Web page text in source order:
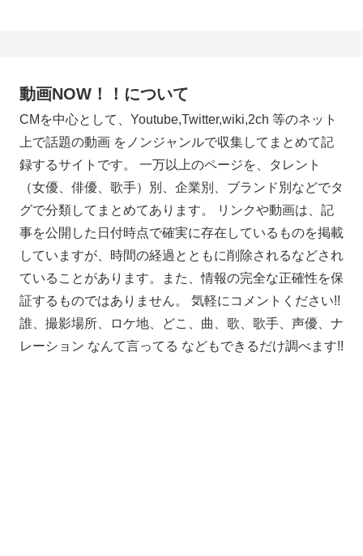
動画NOW！！について
CMを中心として、Youtube,Twitter,wiki,2ch 等のネット
上で話題の動画 をノンジャンルで収集してまとめて記
録するサイトです。 一万以上のページを、タレント
（女優、俳優、歌手）別、企業別、ブランド別などでタ
グで分類してまとめてあります。 リンクや動画は、記
事を公開した日付時点で確実に存在しているものを掲載
していますが、時間の経過とともに削除されるなどされ
ていることがあります。また、情報の完全な正確性を保
証するものではありません。 気軽にコメントください!!
誰、撮影場所、ロケ地、どこ、曲、歌、歌手、声優、ナ
レーション なんて言ってる などもできるだけ調べます!!